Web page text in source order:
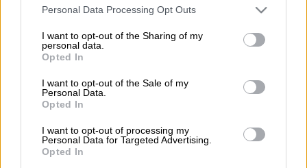
Please note that this website/app uses one or more Google
not limited to your visit or usage behaviour. You may click to
grant or deny consent to Google and its third-party tags to
use your data for below specified purposes in below Google
consent section.
Personal Data Processing Opt Outs
I want to opt-out of the Sharing of my
personal data.
Opted In
I want to opt-out of the Sale of my
Personal Data.
Opted In
I want to opt-out of processing my
Personal Data for Targeted Advertising.
Opted In
εποπτευόμενο Οργανισμό Επιδομάτων και
Κοινωνικής Αλληλεγγύης (ΟΠΕΚΑ)
Οικονομία|31.03.2025 09:20
Άνοιξε η πλατφόρμα για το επίδομα
παιδιού - Πώς να κάνετε αίτηση και τι
να προσέξετε